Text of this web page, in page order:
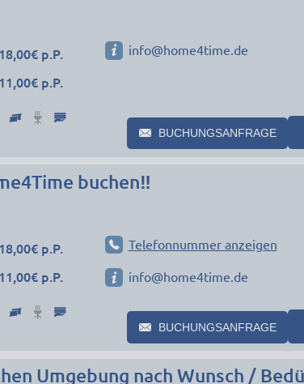
p.P.
p.P.
info@home4time.de
BUCHUNGSANFRAGE
buchen‼️
p.P.
p.P.
Telefonnummer anzeigen
info@home4time.de
BUCHUNGSANFRAGE